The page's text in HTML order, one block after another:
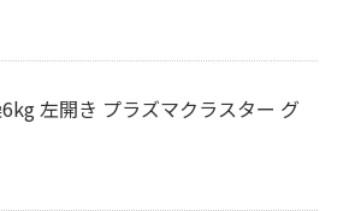
左開き プラズマクラスター グ